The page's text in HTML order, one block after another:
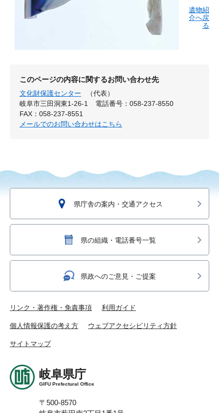
遺物紹
介へ戻
る
このページの内容に関するお問い合わせ先
文化財保護センター
（代表）
岐阜市三田洞東1-26-1
電話番号：058-237-8550
FAX：058-237-8551
メールでのお問い合わせはこちら
県庁舎の案内・交通アクセス
県の組織・電話番号一覧
県政へのご意見・ご提案
リンク・著作権・免責事項 利用ガイド
個人情報保護の考え方 ウェブアクセシビリティ方針
サイトマップ
岐阜県庁
GIFU Prefectural Office
〒500-8570